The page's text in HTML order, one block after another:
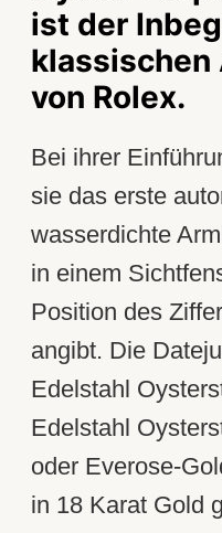
ist der
klassischen
von Rolex.
Bei ihrer
sie das erste
wasserdichte
in einem
Position des
angibt. Die
Edelstahl
Edelstahl
oder Everose-
in 18 Karat Gold